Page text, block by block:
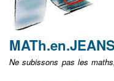
Ne subissons pas les